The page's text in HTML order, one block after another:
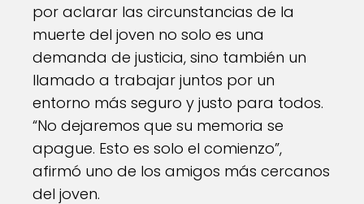
por aclarar las circunstancias de la
muerte del joven no solo es una
demanda de justicia, sino también un
llamado a trabajar juntos por un
entorno más seguro y justo para todos.
“No dejaremos que su memoria se
apague. Esto es solo el comienzo”,
afirmó uno de los amigos más cercanos
del joven.